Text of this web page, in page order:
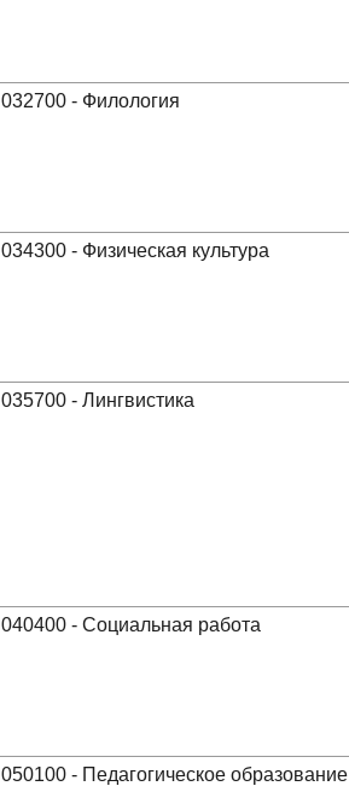
032700 - Филология
034300 - Физическая культура
035700 - Лингвистика
040400 - Социальная работа
050100 - Педагогическое образование